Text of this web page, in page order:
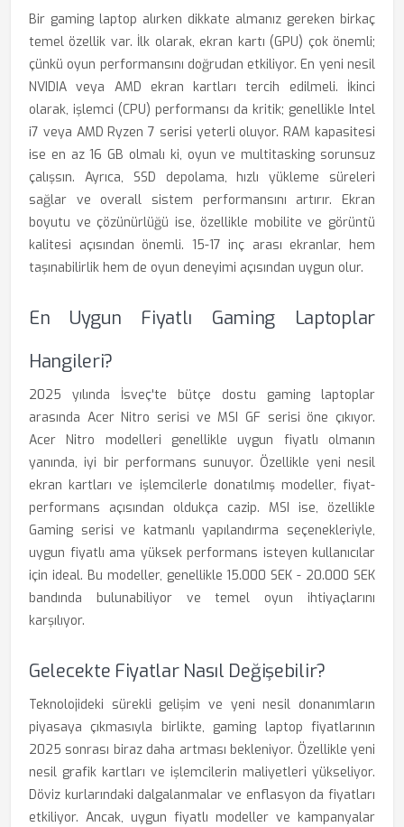
Bir gaming laptop alırken dikkate almanız gereken birkaç
temel özellik var. İlk olarak, ekran kartı (GPU) çok önemli;
çünkü oyun performansını doğrudan etkiliyor. En yeni nesil
NVIDIA veya AMD ekran kartları tercih edilmeli. İkinci
olarak, işlemci (CPU) performansı da kritik; genellikle Intel
i7 veya AMD Ryzen 7 serisi yeterli oluyor. RAM kapasitesi
ise en az 16 GB olmalı ki, oyun ve multitasking sorunsuz
çalışsın. Ayrıca, SSD depolama, hızlı yükleme süreleri
sağlar ve overall sistem performansını artırır. Ekran
boyutu ve çözünürlüğü ise, özellikle mobilite ve görüntü
kalitesi açısından önemli. 15-17 inç arası ekranlar, hem
taşınabilirlik hem de oyun deneyimi açısından uygun olur.
En Uygun Fiyatlı Gaming Laptoplar
Hangileri?
2025 yılında İsveç'te bütçe dostu gaming laptoplar
arasında Acer Nitro serisi ve MSI GF serisi öne çıkıyor.
Acer Nitro modelleri genellikle uygun fiyatlı olmanın
yanında, iyi bir performans sunuyor. Özellikle yeni nesil
ekran kartları ve işlemcilerle donatılmış modeller, fiyat-
performans açısından oldukça cazip. MSI ise, özellikle
Gaming serisi ve katmanlı yapılandırma seçenekleriyle,
uygun fiyatlı ama yüksek performans isteyen kullanıcılar
için ideal. Bu modeller, genellikle 15.000 SEK - 20.000 SEK
bandında bulunabiliyor ve temel oyun ihtiyaçlarını
karşılıyor.
Gelecekte Fiyatlar Nasıl Değişebilir?
Teknolojideki sürekli gelişim ve yeni nesil donanımların
piyasaya çıkmasıyla birlikte, gaming laptop fiyatlarının
2025 sonrası biraz daha artması bekleniyor. Özellikle yeni
nesil grafik kartları ve işlemcilerin maliyetleri yükseliyor.
Döviz kurlarındaki dalgalanmalar ve enflasyon da fiyatları
etkiliyor. Ancak, uygun fiyatlı modeller ve kampanyalar